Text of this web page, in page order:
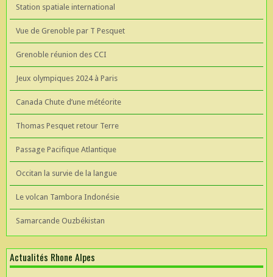
Station spatiale international
Vue de Grenoble par T Pesquet
Grenoble réunion des CCI
Jeux olympiques 2024 à Paris
Canada Chute d’une météorite
Thomas Pesquet retour Terre
Passage Pacifique Atlantique
Occitan la survie de la langue
Le volcan Tambora Indonésie
Samarcande Ouzbékistan
Actualités Rhone Alpes